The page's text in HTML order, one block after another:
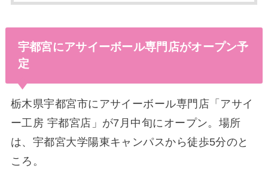
宇都宮にアサイーボール専門店がオープン予
定
栃木県宇都宮市にアサイーボール専門店「アサイ
ー工房 宇都宮店」が7月中旬にオープン。場所
は、宇都宮大学陽東キャンパスから徒歩5分のと
ころ。